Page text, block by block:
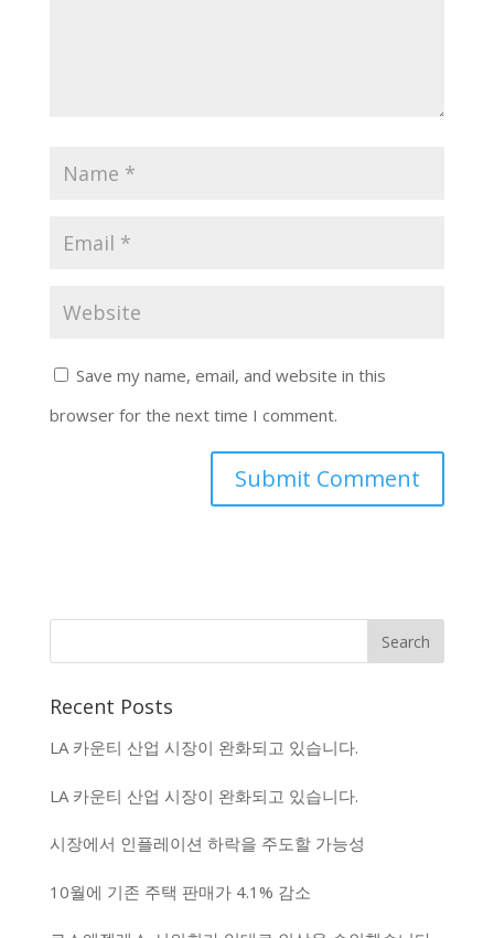
Save my name, email, and website in this
browser for the next time I comment.
Recent Posts
LA 카운티 산업 시장이 완화되고 있습니다.
LA 카운티 산업 시장이 완화되고 있습니다.
시장에서 인플레이션 하락을 주도할 가능성
10월에 기존 주택 판매가 4.1% 감소